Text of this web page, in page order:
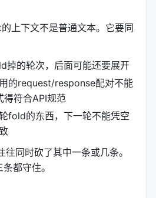
上下文不是普通文本。它要同
掉的轮次，后面可能还要展开
的request/response配对不能
符合API规范
fold的东西，下一轮不能凭空
同时砍了其中一条或几条。
都守住。